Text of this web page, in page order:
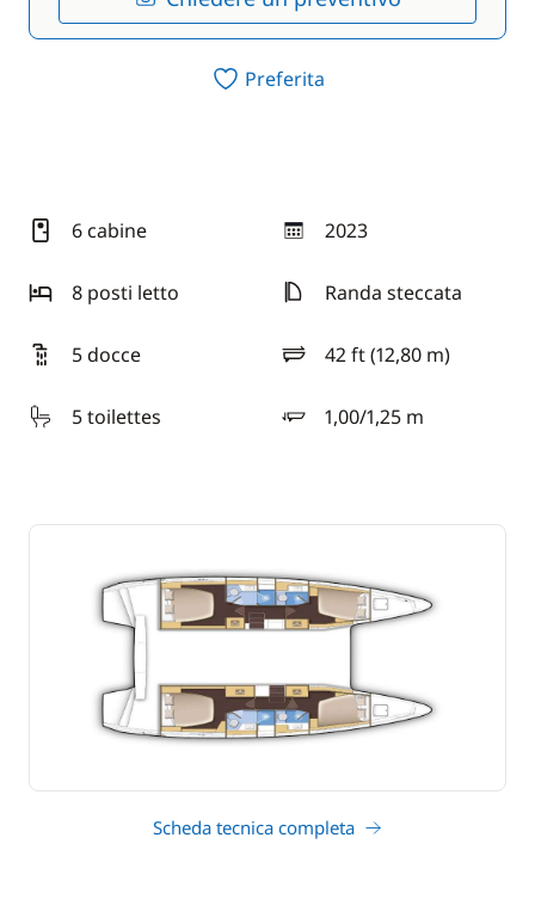
Preferita
6 cabine 2023
anno
8 posti letto
Randa steccata
5 docce 42 ft (12,80 m)
lunghezza
5 toilettes
1,00/1,25 m
pescaggio
Scheda tecnica completa